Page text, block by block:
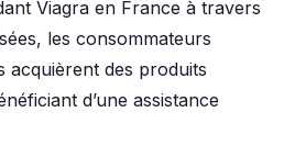
Viagra en France à travers
les consommateurs
acquièrent des produits
d’une assistance